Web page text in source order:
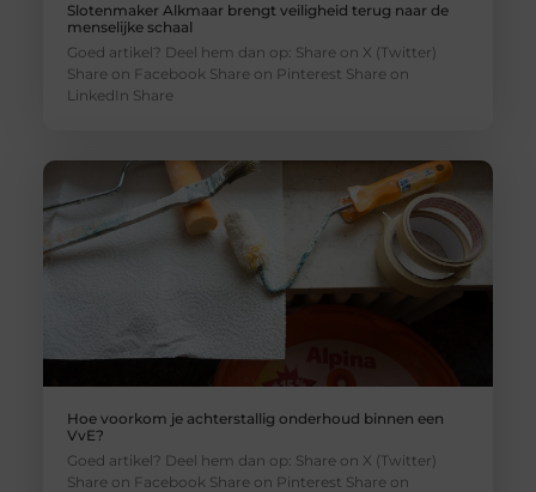
Slotenmaker Alkmaar brengt veiligheid terug naar de
menselijke schaal
Goed artikel? Deel hem dan op: Share on X (Twitter)
Share on Facebook Share on Pinterest Share on
LinkedIn Share
Hoe voorkom je achterstallig onderhoud binnen een
VvE?
Goed artikel? Deel hem dan op: Share on X (Twitter)
Share on Facebook Share on Pinterest Share on